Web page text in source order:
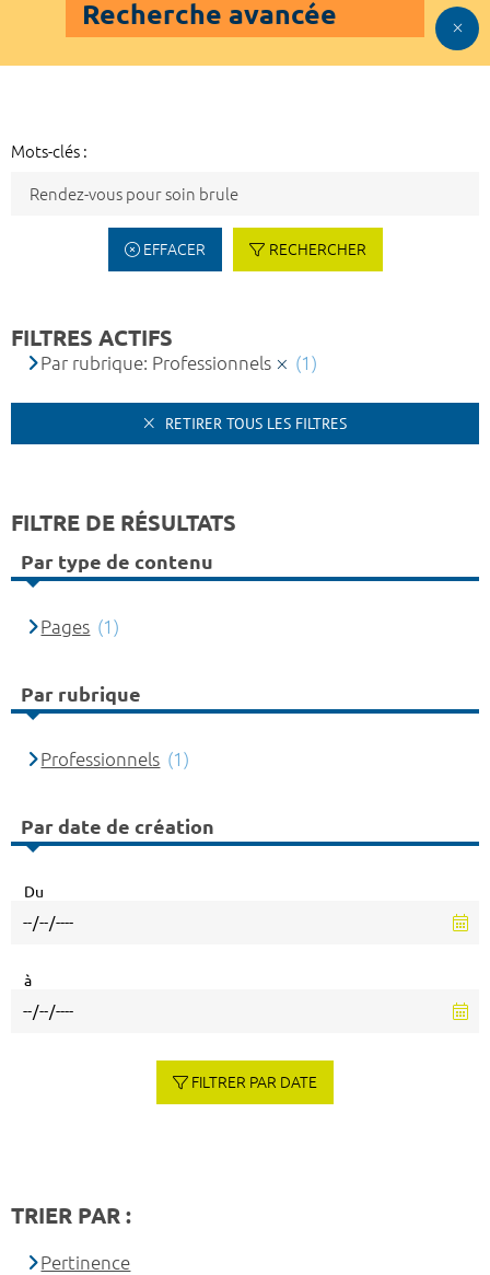
Recherche avancée
Mots-clés :
EFFACER RECHERCHER
FILTRES ACTIFS
Par rubrique: Professionnels (1)
RETIRER TOUS LES FILTRES
FILTRE DE RÉSULTATS
Par type de contenu
Pages (1)
Par rubrique
Professionnels (1)
Par date de création
Du
à
FILTRER PAR DATE
TRIER PAR :
Pertinence